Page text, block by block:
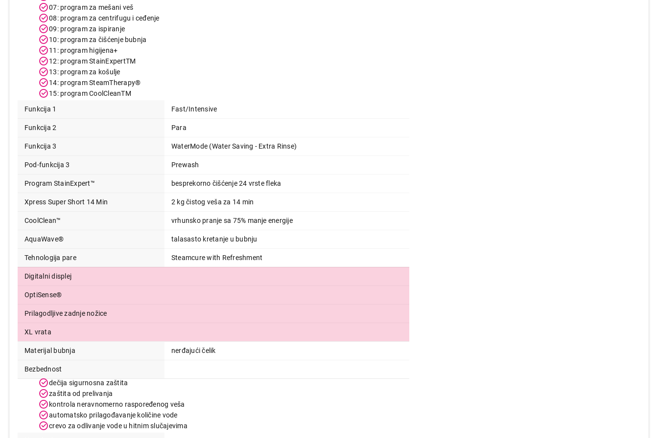
07: program za mešani veš
08: program za centrifugu i ceđenje
09: program za ispiranje
10: program za čišćenje bubnja
11: program higijena+
12: program StainExpertTM
13: program za košulje
14: program SteamTherapy®
15: program CoolCleanTM
Funkcija 1
Fast/Intensive
Funkcija 2 Para
Funkcija 3 WaterMode (Water Saving - Extra Rinse)
Pod-funkcija 3 Prewash
Program StainExpert™ besprekorno čišćenje 24 vrste fleka
Xpress Super Short 14 Min 2 kg čistog veša za 14 min
CoolClean™ vrhunsko pranje sa 75% manje energije
AquaWave® talasasto kretanje u bubnju
Tehnologija pare Steamcure with Refreshment
Digitalni displej
OptiSense®
Prilagodljive zadnje nožice
XL vrata
Materijal bubnja nerđajući čelik
Bezbednost
dečija sigurnosna zaštita
zaštita od prelivanja
kontrola neravnomerno raspoređenog veša
automatsko prilagođavanje količine vode
crevo za odlivanje vode u hitnim slučajevima